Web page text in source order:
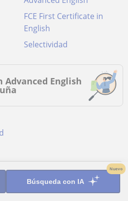
Búsqueda con IA
Nuevo
FCE First Certificate in
English
Selectividad
Advanced English
a Pamplona -